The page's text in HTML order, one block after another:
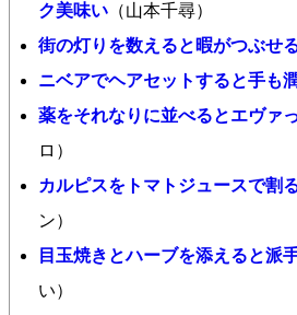
ク美味い （山本千尋）
街の灯りを数えると暇がつぶせ
ニベアでヘアセットすると手も
薬をそれなりに並べるとエヴァ
ロ）
カルピスをトマトジュースで割
ン）
目玉焼きとハーブを添えると派
い）